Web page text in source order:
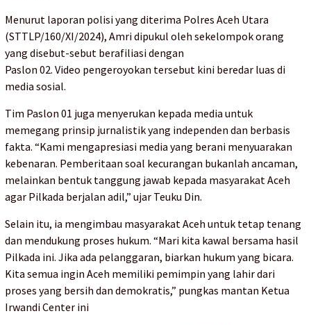
Menurut laporan polisi yang diterima Polres Aceh Utara
(STTLP/160/XI/2024), Amri dipukul oleh sekelompok orang
yang disebut-sebut berafiliasi dengan
Paslon 02. Video pengeroyokan tersebut kini beredar luas di
media sosial.
Tim Paslon 01 juga menyerukan kepada media untuk
memegang prinsip jurnalistik yang independen dan berbasis
fakta. “Kami mengapresiasi media yang berani menyuarakan
kebenaran. Pemberitaan soal kecurangan bukanlah ancaman,
melainkan bentuk tanggung jawab kepada masyarakat Aceh
agar Pilkada berjalan adil,” ujar Teuku Din.
Selain itu, ia mengimbau masyarakat Aceh untuk tetap tenang
dan mendukung proses hukum. “Mari kita kawal bersama hasil
Pilkada ini. Jika ada pelanggaran, biarkan hukum yang bicara.
Kita semua ingin Aceh memiliki pemimpin yang lahir dari
proses yang bersih dan demokratis,” pungkas mantan Ketua
Irwandi Center ini